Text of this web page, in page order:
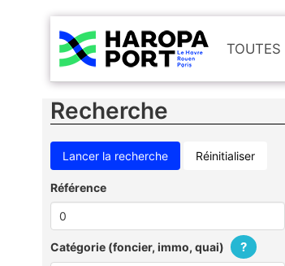
TOUTES
Recherche
Réinitialiser
Référence
Catégorie (foncier, immo, quai) ?